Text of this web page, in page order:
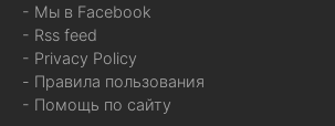
- Мы в Facebook
- Rss feed
- Privacy Policy
- Правила пользования
- Помощь по сайту